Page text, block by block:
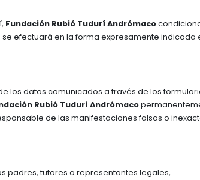
Fundación Rubió Tudurí Andrómaco
efectuará en la forma expresamente indicada
los datos comunicados a través de los
Rubió Tudurí Andrómaco
de las manifestaciones falsas o
padres, tutores o representantes legales,